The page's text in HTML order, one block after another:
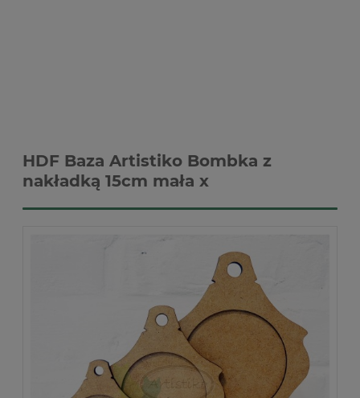
HDF Baza Artistiko Bombka z
nakładką 15cm mała x